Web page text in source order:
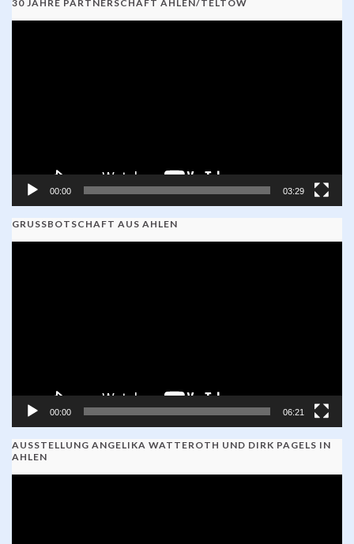
30 JAHRE PARTNERSCHAFT AHLEN/TELTOW
00:00 03:29
GRUSSBOTSCHAFT AUS AHLEN
00:00 06:21
AUSSTELLUNG ANGELIKA WATTEROTH UND DIRK PAGELS IN
AHLEN